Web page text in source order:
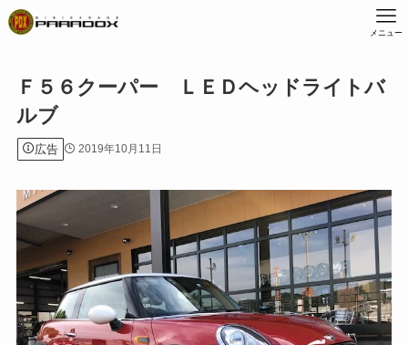
メニュー
Ｆ５６クーパー ＬＥＤヘッドライトバ
ルブ
広告 2019年10月11日